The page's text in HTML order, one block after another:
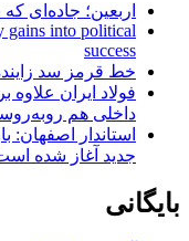
اربعین؛ جاده‌ای
gains into political
success
خط قرمز سد زاینده‌رود، ۲۳۶ میلیون
فولاد ایران
داخلی هم
استاندار
جدید آغاز شده
بایگانی